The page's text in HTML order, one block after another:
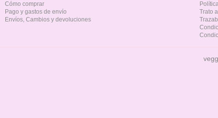
Cómo comprar
Pago y gastos de envío
Envíos, Cambios y devoluciones
Trato